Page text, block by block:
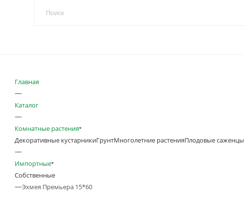
Главная
—
Каталог
—
Комнатные растения
Декоративные кустарникиГрунтМноголетние растенияПлодовые саженцы
—
Импортные
Собственные
—Эхмея Премьера 15*60